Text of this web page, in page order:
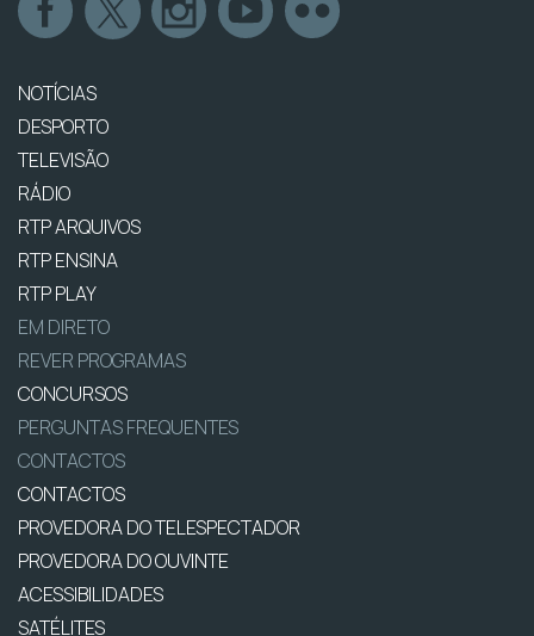
NOTÍCIAS
DESPORTO
TELEVISÃO
RÁDIO
RTP ARQUIVOS
RTP ENSINA
RTP PLAY
EM DIRETO
REVER PROGRAMAS
CONCURSOS
PERGUNTAS FREQUENTES
CONTACTOS
CONTACTOS
PROVEDORA DO TELESPECTADOR
PROVEDORA DO OUVINTE
ACESSIBILIDADES
SATÉLITES